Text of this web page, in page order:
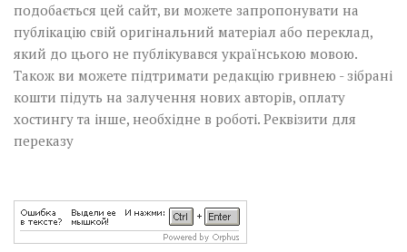
подобається цей сайт, ви можете запропонувати на
публікацію свій оригінальний матеріал або переклад,
який до цього не публікувався українською мовою.
Також ви можете підтримати редакцію гривнею - зібрані
кошти підуть на залучення нових авторів, оплату
хостингу та інше, необхідне в роботі. Реквізити для
переказу